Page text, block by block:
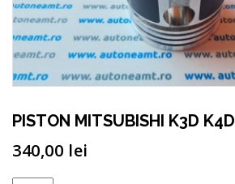
PISTON MITSUBISHI K3D K4D
340,00 lei